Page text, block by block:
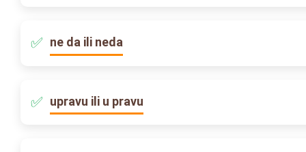
ne da ili neda
upravu ili u pravu